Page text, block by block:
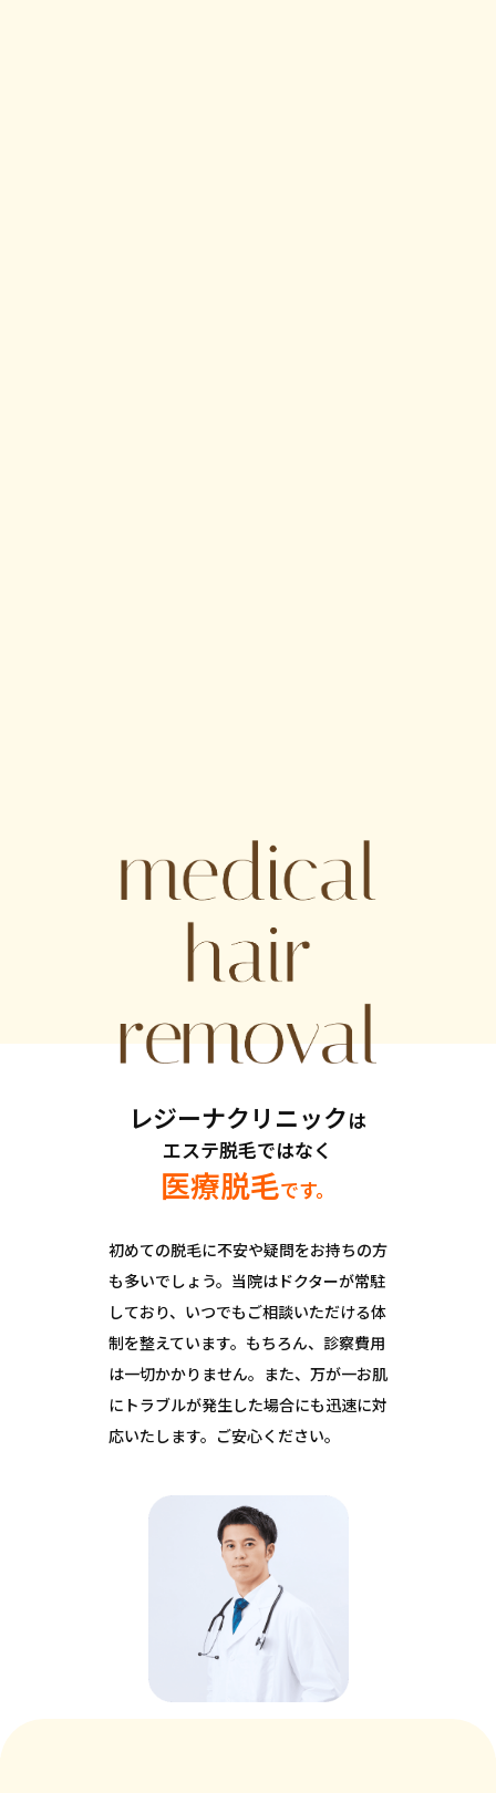
レジーナクリニックは
エステ脱毛ではなく
医療脱毛です。
初めての脱毛に不安や疑問をお持ちの方
も多いでしょう。 当院はドクターが常駐
しており、 いつでもご相談いただける体
制を整えています。 もちろん、診察費用
は一切かかりません。 また、万が一お肌
にトラブルが発生した場合にも迅速に対
応いたします。ご安心ください。